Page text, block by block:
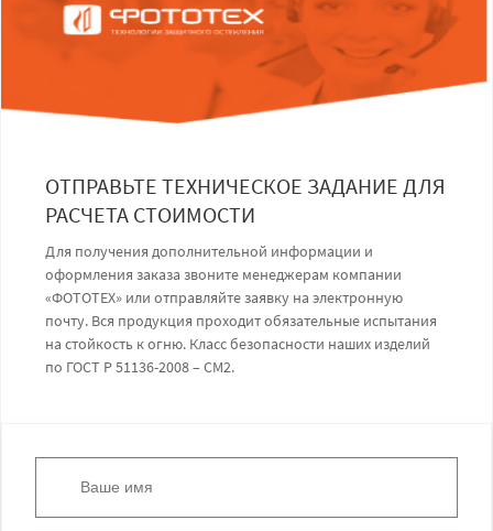
ОТПРАВЬТЕ ТЕХНИЧЕСКОЕ ЗАДАНИЕ ДЛЯ
РАСЧЕТА СТОИМОСТИ
Для получения дополнительной информации и
оформления заказа звоните менеджерам компании
«ФОТОТЕХ» или отправляйте заявку на электронную
почту. Вся продукция проходит обязательные испытания
на стойкость к огню. Класс безопасности наших изделий
по ГОСТ Р 51136-2008 – СМ2.